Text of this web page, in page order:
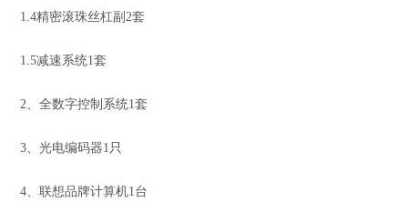
1.4精密滚珠丝杠副2套
1.5减速系统1套
2、全数字控制系统1套
3、光电编码器1只
4、联想品牌计算机1台